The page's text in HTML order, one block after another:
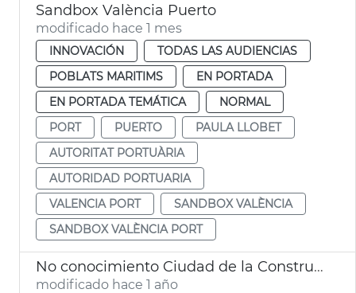
Sandbox València Puerto
modificado hace 1 mes
INNOVACIÓN
TODAS LAS AUDIENCIAS
POBLATS MARITIMS
EN PORTADA
EN PORTADA TEMÁTICA
NORMAL
PORT
PUERTO
PAULA LLOBET
AUTORITAT PORTUÀRIA
AUTORIDAD PORTUARIA
VALENCIA PORT
SANDBOX VALÈNCIA
SANDBOX VALÈNCIA PORT
No conocimiento Ciudad de la Construcció
modificado hace 1 año